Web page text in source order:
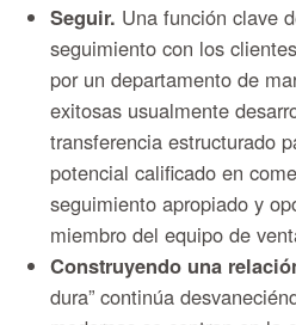
Seguir. Una función clave
seguimiento con los
por un departamento de
exitosas usualmente
transferencia estructurado
potencial calificado en
seguimiento apropiado y
miembro del equipo de
Construyendo una
dura” continúa